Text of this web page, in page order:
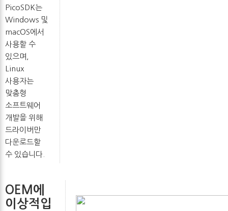
PicoSDK는
Windows 및
macOS에서
사용할 수
있으며,
Linux
사용자는
맞춤형
소프트웨어
개발을 위해
드라이버만
다운로드할
수 있습니다.
OEM에
이상적입